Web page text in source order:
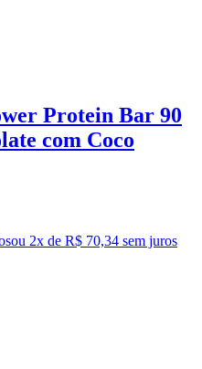
Protein Bar 90
com Coco
ou 2x de R$ 70,34 sem juros